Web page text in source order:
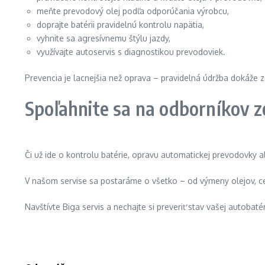
meňte prevodový olej podľa odporúčania výrobcu,
doprajte batérii pravidelnú kontrolu napätia,
vyhnite sa agresívnemu štýlu jazdy,
využívajte autoservis s diagnostikou prevodoviek.
Prevencia je lacnejšia než oprava – pravidelná údržba dokáže
Spoľahnite sa na odborníkov
Či už ide o kontrolu batérie, opravu automatickej prevodovky
V našom servise sa postaráme o všetko – od výmeny olejov,
Navštívte Biga servis a nechajte si preveriť stav vašej